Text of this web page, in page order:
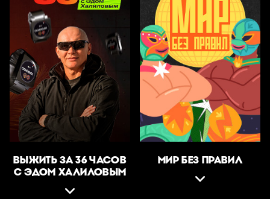
ВЫЖИТЬ ЗА 36 ЧАСОВ
С ЭДОМ ХАЛИЛОВЫМ
МИР БЕЗ ПРАВИЛ